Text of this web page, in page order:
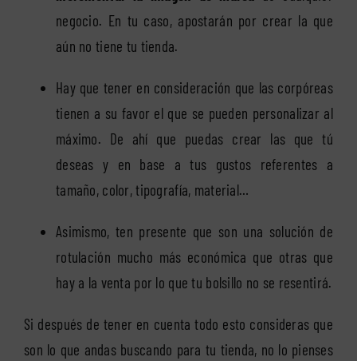
negocio. En tu caso, apostarán por crear la que
aún no tiene tu tienda.
Hay que tener en consideración que las corpóreas
tienen a su favor el que se pueden personalizar al
máximo. De ahí que puedas crear las que tú
deseas y en base a tus gustos referentes a
tamaño, color, tipografía, material…
Asimismo, ten presente que son una solución de
rotulación mucho más económica que otras que
hay a la venta por lo que tu bolsillo no se resentirá.
Si después de tener en cuenta todo esto consideras que
son lo que andas buscando para tu tienda, no lo pienses